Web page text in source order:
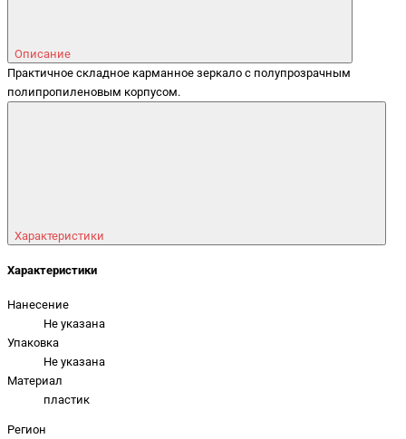
Описание
Практичное складное карманное зеркало с полупрозрачным
полипропиленовым корпусом.
Характеристики
Характеристики
Нанесение
Не указана
Упаковка
Не указана
Материал
пластик
Регион